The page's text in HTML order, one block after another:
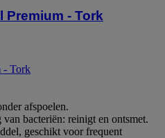
- Tork
- Tork
afspoelen.
bacteriën: reinigt en ontsmet.
geschikt voor frequent